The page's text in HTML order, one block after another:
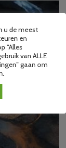
u de meest
en
"Alles
van ALLE
gaan om